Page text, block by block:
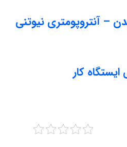
– آنتروپومتری نیوتنی
کار